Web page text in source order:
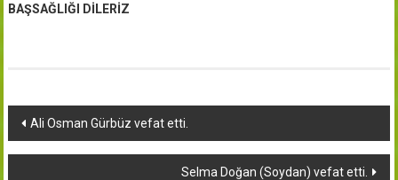
BAŞSAĞLIĞI DİLERİZ
Yazı
dolaşımı
Ali Osman Gürbüz vefat etti.
Selma Doğan (Soydan) vefat etti.